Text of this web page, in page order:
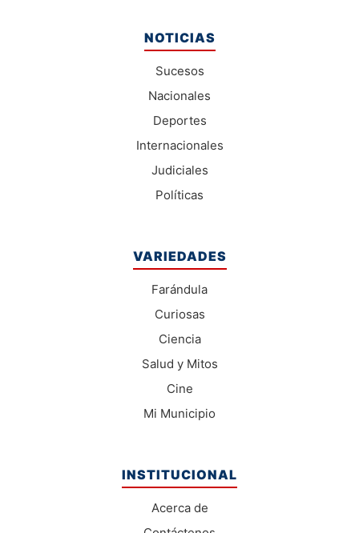
NOTICIAS
Sucesos
Nacionales
Deportes
Internacionales
Judiciales
Políticas
VARIEDADES
Farándula
Curiosas
Ciencia
Salud y Mitos
Cine
Mi Municipio
INSTITUCIONAL
Acerca de